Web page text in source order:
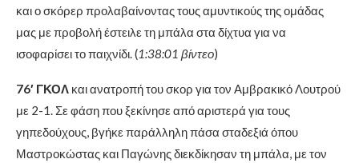
και ο σκόρερ προλαβαίνοντας τους αμυντικούς της ομάδας
μας με προβολή έστειλε τη μπάλα στα δίχτυα για να
ισοφαρίσει το παιχνίδι. (1:38:01 βίντεο)
76′ ΓΚΟΛ και ανατροπή του σκορ για τον Αμβρακικό Λουτρού
με 2-1. Σε φάση που ξεκίνησε από αριστερά για τους
γηπεδούχους, βγήκε παράλληλη πάσα σταδεξιά όπου
Μαστροκώστας και Παγώνης διεκδίκησαν τη μπάλα, με τον